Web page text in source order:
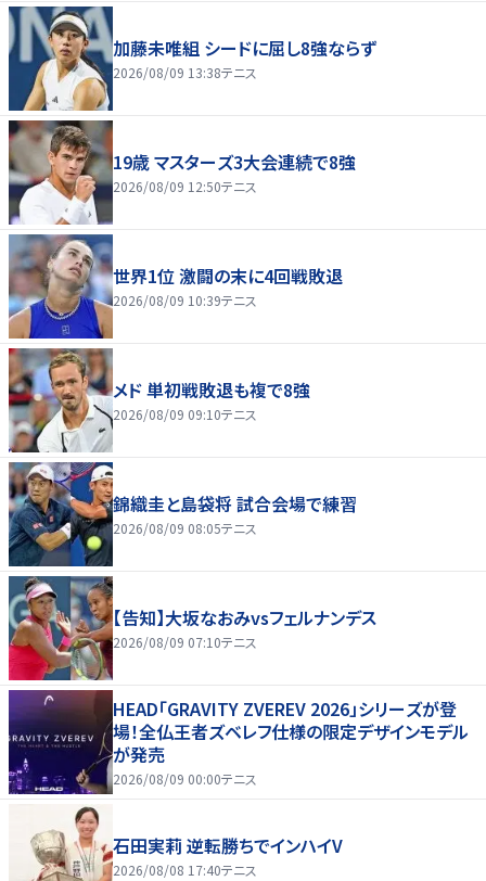
加藤未唯組 シードに屈し8強ならず
2026/08/09 13:38テニス
19歳 マスターズ3大会連続で8強
2026/08/09 12:50テニス
世界1位 激闘の末に4回戦敗退
2026/08/09 10:39テニス
メド 単初戦敗退も複で8強
2026/08/09 09:10テニス
錦織圭と島袋将 試合会場で練習
2026/08/09 08:05テニス
【告知】大坂なおみvsフェルナンデス
2026/08/09 07:10テニス
HEAD「GRAVITY ZVEREV 2026」シリーズが登
場！全仏王者ズベレフ仕様の限定デザインモデル
が発売
2026/08/09 00:00テニス
石田実莉 逆転勝ちでインハイV
2026/08/08 17:40テニス